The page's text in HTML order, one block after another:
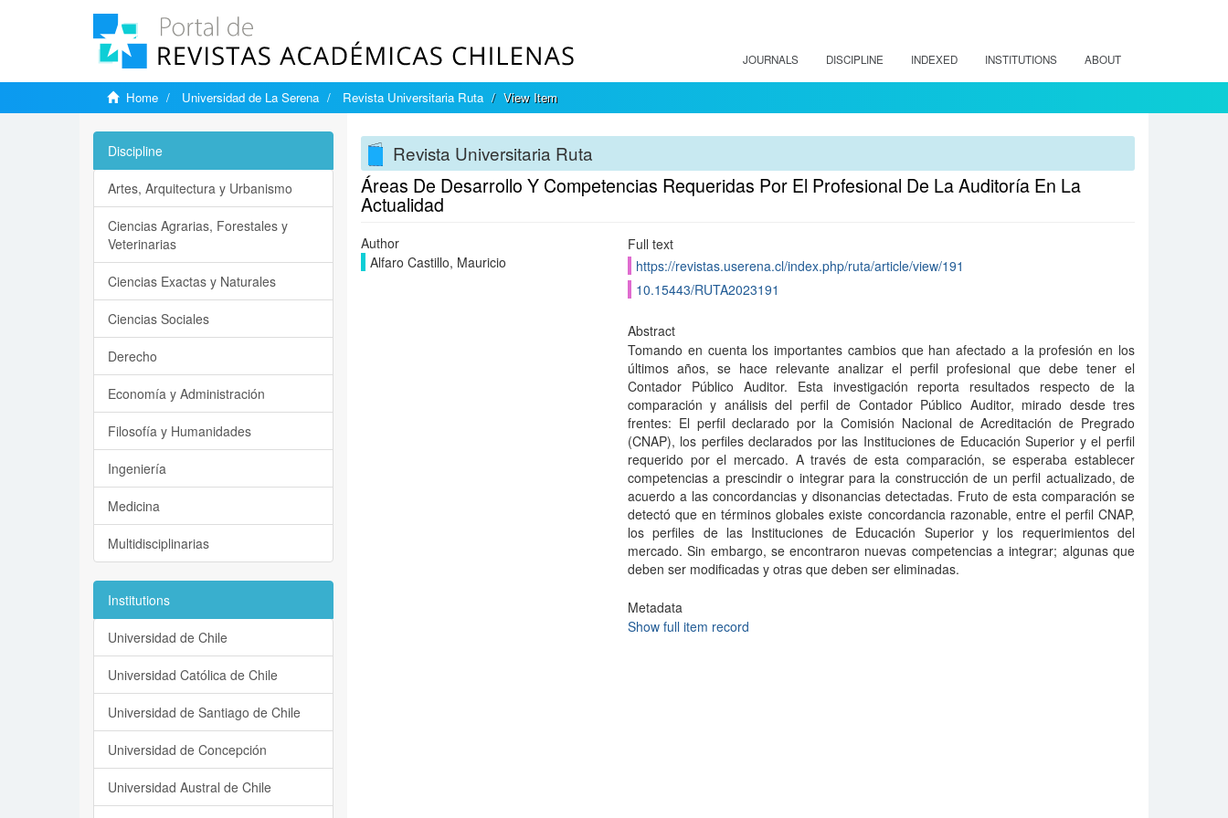
JOURNALS DISCIPLINE INDEXED INSTITUTIONS ABOUT
Home Universidad de La Serena Revista Universitaria Ruta View Item
Revista Universitaria Ruta
Áreas De Desarrollo Y Competencias Requeridas Por El Profesional De La Auditoría En La
Actualidad
Author
Alfaro Castillo, Mauricio
Full text
https://revistas.userena.cl/index.php/ruta/article/view/191
10.15443/RUTA2023191
Abstract
Tomando en cuenta los importantes cambios que han afectado a la profesión en los
últimos años, se hace relevante analizar el perfil profesional que debe tener el
Contador Público Auditor. Esta investigación reporta resultados respecto de la
comparación y análisis del perfil de Contador Público Auditor, mirado desde tres
frentes: El perfil declarado por la Comisión Nacional de Acreditación de Pregrado
(CNAP), los perfiles declarados por las Instituciones de Educación Superior y el perfil
requerido por el mercado. A través de esta comparación, se esperaba establecer
competencias a prescindir o integrar para la construcción de un perfil actualizado, de
acuerdo a las concordancias y disonancias detectadas. Fruto de esta comparación se
detectó que en términos globales existe concordancia razonable, entre el perfil CNAP,
los perfiles de las Instituciones de Educación Superior y los requerimientos del
mercado. Sin embargo, se encontraron nuevas competencias a integrar; algunas que
deben ser modificadas y otras que deben ser eliminadas.
Metadata
Show full item record
Discipline
Artes, Arquitectura y Urbanismo
Ciencias Agrarias, Forestales y
Veterinarias
Ciencias Exactas y Naturales
Ciencias Sociales
Derecho
Economía y Administración
Filosofía y Humanidades
Ingeniería
Medicina
Multidisciplinarias
Institutions
Universidad de Chile
Universidad Católica de Chile
Universidad de Santiago de Chile
Universidad de Concepción
Universidad Austral de Chile